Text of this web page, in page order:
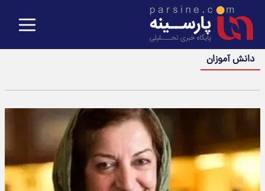
دانش آموزان